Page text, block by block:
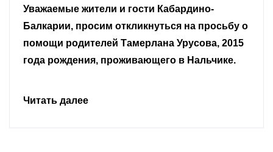
Уважаемые земляки и все неравнодушные
граждане.
Читать далее